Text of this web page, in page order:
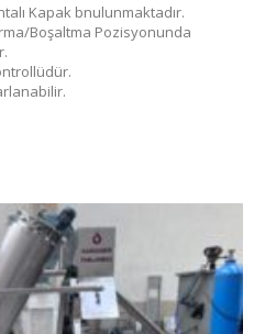
Kapak bnulunmaktadır.
Boşaltma Pozisyonunda